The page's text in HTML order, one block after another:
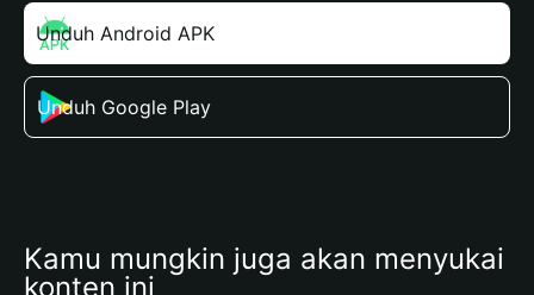
Unduh Android APK
Unduh Google Play
Kamu mungkin juga akan menyukai
konten ini